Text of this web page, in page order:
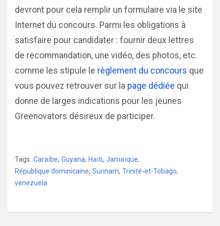
devront pour cela remplir un formulaire via le site
Internet du concours. Parmi les obligations à
satisfaire pour candidater : fournir deux lettres
de recommandation, une vidéo, des photos, etc.
comme les stipule le règlement du concours que
vous pouvez retrouver sur la page dédiée qui
donne de larges indications pour les jeunes
Greenovators désireux de participer.
Tags: Caraïbe, Guyana, Haïti, Jamaïque,
République dominicaine, Surinam, Trinité-et-Tobago,
venezuela